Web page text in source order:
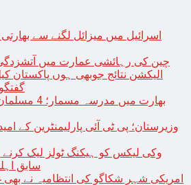
چین کی رہائشی عمارت میں آتشزدگی، 15 افراد
الیکشن نتائج جوبھی ہوں پاکستان
وزیرستان؛ پی ٹی آئی پارلیمنٹرین کے
وکی لیکس کو ہیکنگ ٹولز لیک کرنے
سابق اہلکار
امریکی شہر شکاگو کی انتظامیہ نے